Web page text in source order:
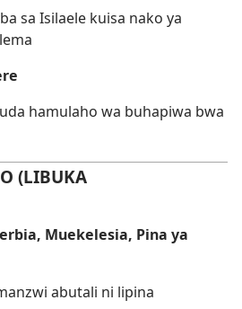
sa Isilaele kuisa nako ya
hamulaho wa buhapiwa bwa
(LIBUKA
Muekelesia, Pina ya
abutali ni lipina